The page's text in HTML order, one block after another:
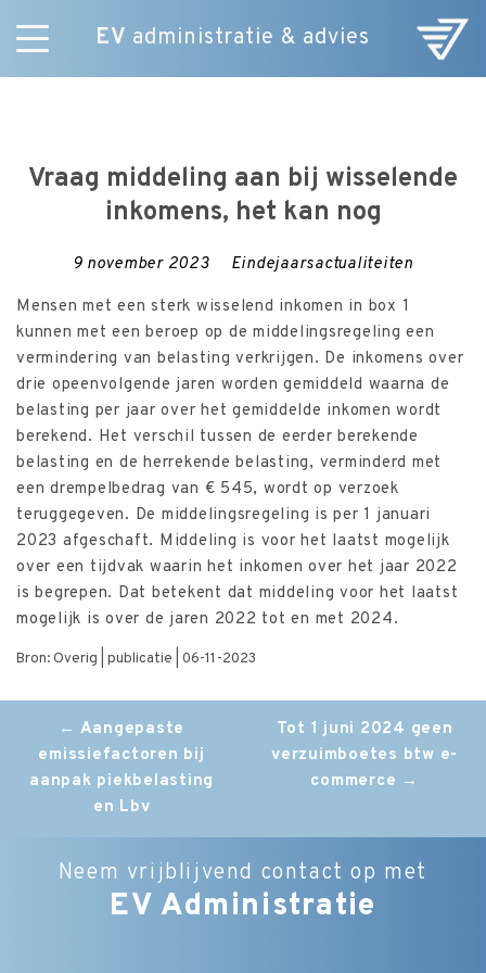
EV administratie & advies
Skip
Nieuws
Vraag middeling aan bij wisselende
inkomens, het kan nog
9 november 2023 Eindejaarsactualiteiten
Mensen met een sterk wisselend inkomen in box 1
kunnen met een beroep op de middelingsregeling een
vermindering van belasting verkrijgen. De inkomens over
drie opeenvolgende jaren worden gemiddeld waarna de
belasting per jaar over het gemiddelde inkomen wordt
berekend. Het verschil tussen de eerder berekende
belasting en de herrekende belasting, verminderd met
een drempelbedrag van € 545, wordt op verzoek
teruggegeven. De middelingsregeling is per 1 januari
2023 afgeschaft. Middeling is voor het laatst mogelijk
over een tijdvak waarin het inkomen over het jaar 2022
is begrepen. Dat betekent dat middeling voor het laatst
mogelijk is over de jaren 2022 tot en met 2024.
Bron: Overig | publicatie | 06-11-2023
Post
navigation
← Aangepaste
emissiefactoren bij
aanpak piekbelasting
en Lbv
Tot 1 juni 2024 geen
verzuimboetes btw e-
commerce →
Neem vrijblijvend contact op met
EV Administratie